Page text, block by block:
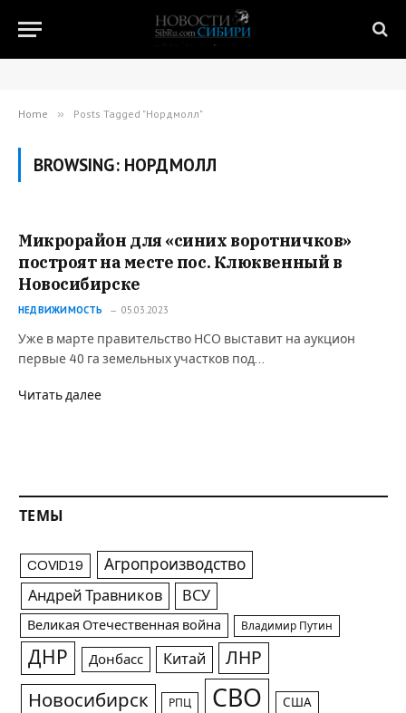
Home » Posts Tagged "Нордмолл"
BROWSING: НОРДМОЛЛ
Микрорайон для «синих воротничков»
построят на месте пос. Клюквенный в
Новосибирске
НЕДВИЖИМОСТЬ 05.03.2023
Уже в марте правительство НСО выставит на аукцион
первые 40 га земельных участков под…
Читать далее
ТЕМЫ
COVID19 Агропроизводство
Андрей Травников ВСУ
Великая Отечественная война Владимир Путин
ДНР Донбасс Китай ЛНР
Новосибирск РПЦ СВО США